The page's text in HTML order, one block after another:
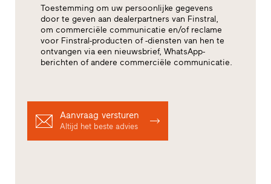
Toestemming om uw persoonlijke gegevens
door te geven aan dealerpartners van Finstral,
om commerciële communicatie en/of reclame
voor Finstral-producten of -diensten van hen te
ontvangen via een nieuwsbrief, WhatsApp-
berichten of andere commerciële communicatie.
Aanvraag versturen
Altijd het beste advies